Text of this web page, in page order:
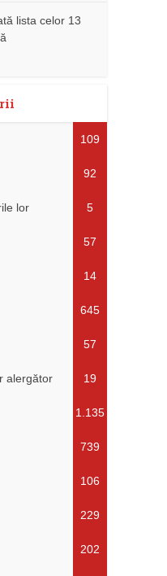
lista celor 13
109
92
lor 5
57
14
645
57
alergător 19
1.135
739
106
229
202